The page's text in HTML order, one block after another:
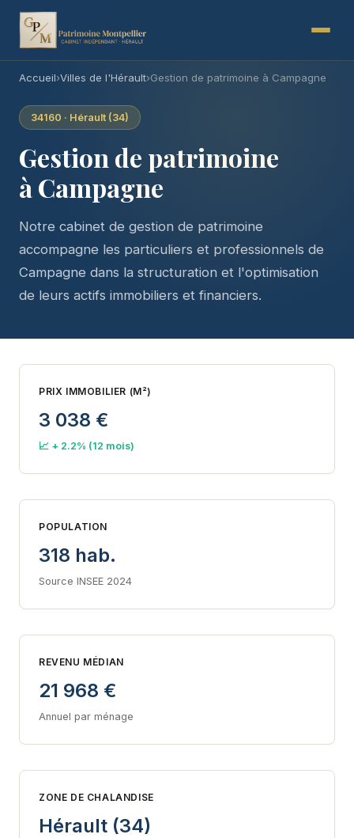
Accueil›Villes de l'Hérault›Gestion de patrimoine à Campagne
34160 · Hérault (34)
Gestion de patrimoine
à Campagne
Notre cabinet de gestion de patrimoine
accompagne les particuliers et professionnels de
Campagne dans la structuration et l'optimisation
de leurs actifs immobiliers et financiers.
PRIX IMMOBILIER (M²)
3 038 €
📈 + 2.2% (12 mois)
POPULATION
318 hab.
Source INSEE 2024
REVENU MÉDIAN
21 968 €
Annuel par ménage
ZONE DE CHALANDISE
Hérault (34)